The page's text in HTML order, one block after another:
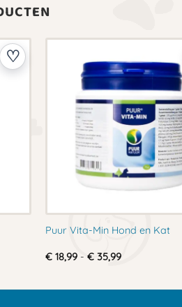
Puur Vita-Min Hond en Kat
€18,99 - €35,99Prijsklasse: